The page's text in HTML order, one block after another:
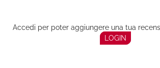
Accedi per poter aggiungere una tua
LOGIN